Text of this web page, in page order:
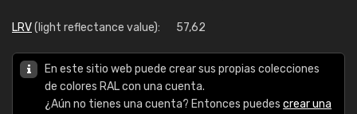
LRV(light reflectance value): 57,62
En este sitio web puede crear sus propias colecciones
de colores RAL con una cuenta.
¿Aún no tienes una cuenta? Entonces puedes crear una